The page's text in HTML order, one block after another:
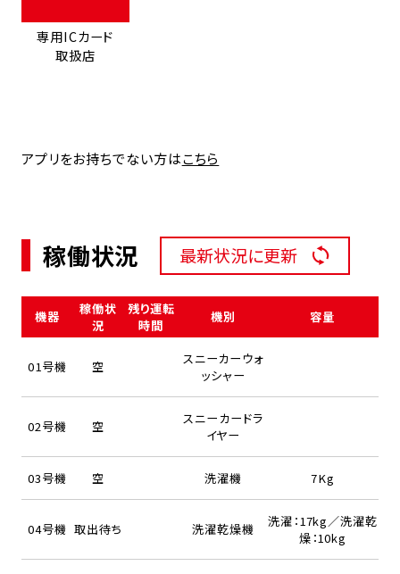
専用ICカード
取扱店
アプリをお持ちでない方はこちら
稼働状況 最新状況に更新
機器
稼働状
況
残り運転
時間
機別 容量
01号機 空
スニーカーウォ
ッシャー
02号機 空
スニーカードラ
イヤー
03号機 空 洗濯機 7Kg
04号機 取出待ち 洗濯乾燥機
洗濯：17kg／洗濯乾
燥：10kg